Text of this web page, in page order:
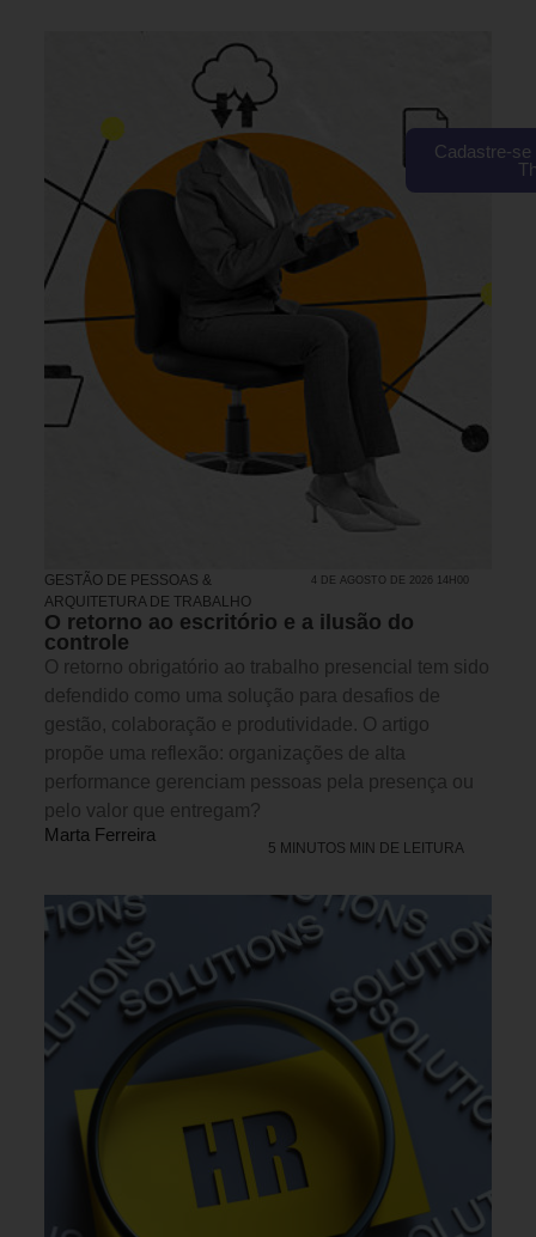
GESTÃO DE PESSOAS &
ARQUITETURA DE TRABALHO
4 DE AGOSTO DE 2026 14H00
O retorno ao escritório e a ilusão do
controle
O retorno obrigatório ao trabalho presencial tem sido
defendido como uma solução para desafios de
gestão, colaboração e produtividade. O artigo
propõe uma reflexão: organizações de alta
performance gerenciam pessoas pela presença ou
pelo valor que entregam?
Marta Ferreira
5 MINUTOS MIN DE LEITURA
Cadastre-